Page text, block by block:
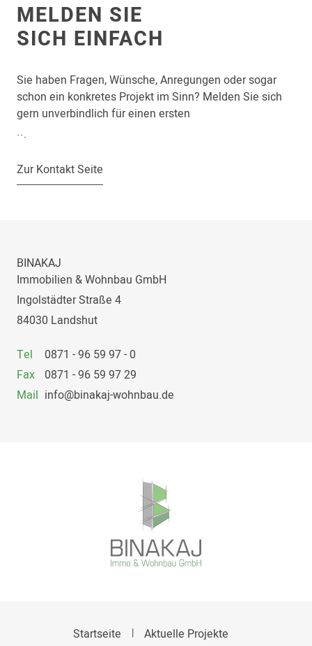
MELDEN SIE
SICH EINFACH
Sie haben Fragen, Wünsche, Anregungen oder sogar
schon ein konkretes Projekt im Sinn? Melden Sie sich
gern unverbindlich für einen ersten
Gedankenaustausch. Gemeinsam werden wir schnell
unterstützen können.
...
Zur Kontakt Seite
BINAKAJ
Immobilien & Wohnbau GmbH
Ingolstädter Straße 4
84030 Landshut
Tel
0871 - 96 59 97 - 0
Fax
0871 - 96 59 97 29
Mail info@binakaj-wohnbau.de
Startseite Aktuelle Projekte